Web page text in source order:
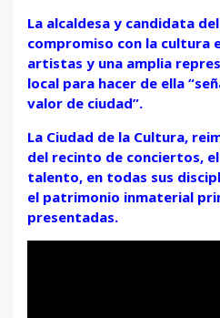
La alcaldesa y candidata
compromiso con la cultura
artistas y una amplia
local para hacer de ella
valor de ciudad”.
La Ciudad de la Cultura,
del recinto de conciertos,
talento, en todas sus
el patrimonio inmaterial
presentadas.